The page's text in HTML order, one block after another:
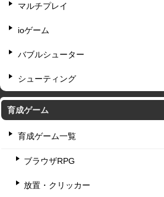
マルチプレイ
ioゲーム
バブルシューター
シューティング
育成ゲーム
育成ゲーム一覧
ブラウザRPG
放置・クリッカー